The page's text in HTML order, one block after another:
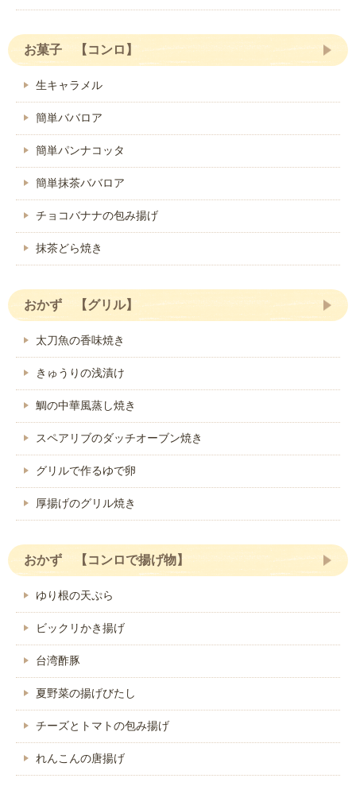
お菓子 【コンロ】
生キャラメル
簡単ババロア
簡単パンナコッタ
簡単抹茶ババロア
チョコバナナの包み揚げ
抹茶どら焼き
おかず 【グリル】
太刀魚の香味焼き
きゅうりの浅漬け
鯛の中華風蒸し焼き
スペアリブのダッチオーブン焼き
グリルで作るゆで卵
厚揚げのグリル焼き
おかず 【コンロで揚げ物】
ゆり根の天ぷら
ビックリかき揚げ
台湾酢豚
夏野菜の揚げびたし
チーズとトマトの包み揚げ
れんこんの唐揚げ